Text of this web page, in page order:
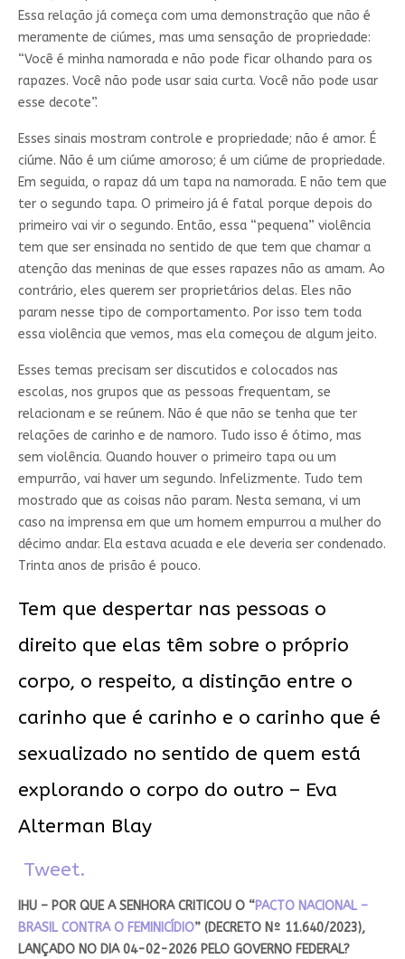
Essa relação já começa com uma demonstração que não é
meramente de ciúmes, mas uma sensação de propriedade:
“Você é minha namorada e não pode ficar olhando para os
rapazes. Você não pode usar saia curta. Você não pode usar
esse decote”.
Esses sinais mostram controle e propriedade; não é amor. É
ciúme. Não é um ciúme amoroso; é um ciúme de propriedade.
Em seguida, o rapaz dá um tapa na namorada. E não tem que
ter o segundo tapa. O primeiro já é fatal porque depois do
primeiro vai vir o segundo. Então, essa “pequena” violência
tem que ser ensinada no sentido de que tem que chamar a
atenção das meninas de que esses rapazes não as amam. Ao
contrário, eles querem ser proprietários delas. Eles não
param nesse tipo de comportamento. Por isso tem toda
essa violência que vemos, mas ela começou de algum jeito.
Esses temas precisam ser discutidos e colocados nas
escolas, nos grupos que as pessoas frequentam, se
relacionam e se reúnem. Não é que não se tenha que ter
relações de carinho e de namoro. Tudo isso é ótimo, mas
sem violência. Quando houver o primeiro tapa ou um
empurrão, vai haver um segundo. Infelizmente. Tudo tem
mostrado que as coisas não param. Nesta semana, vi um
caso na imprensa em que um homem empurrou a mulher do
décimo andar. Ela estava acuada e ele deveria ser condenado.
Trinta anos de prisão é pouco.
Tem que despertar nas pessoas o
direito que elas têm sobre o próprio
corpo, o respeito, a distinção entre o
carinho que é carinho e o carinho que é
sexualizado no sentido de quem está
explorando o corpo do outro – Eva
Alterman Blay
Tweet.
IHU – POR QUE A SENHORA CRITICOU O “PACTO NACIONAL –
BRASIL CONTRA O FEMINICÍDIO” (DECRETO Nº 11.640/2023),
LANÇADO NO DIA 04-02-2026 PELO GOVERNO FEDERAL?